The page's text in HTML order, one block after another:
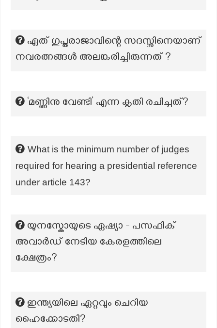
ഏത് ഗുപ്തരാജാവിന്റെ സദസ്സിനെയാണ്
നവരത്നങ്ങൾ അലങ്കരിച്ചിരുന്നത് ?
‘മണ്ണിനു വേണ്ടി’ എന്ന കൃതി രചിച്ചത്?
What is the minimum number of judges
required for hearing a presidential reference
under article 143?
യുനസ്കോയുടെ ഏഷ്യാ - പസഫിക്
അവാർഡ് നേടിയ കേരളത്തിലെ
ക്ഷേത്രം?
ഇന്ത്യയിലെ ഏറ്റവും ചെറിയ
ഹൈക്കോടതി?